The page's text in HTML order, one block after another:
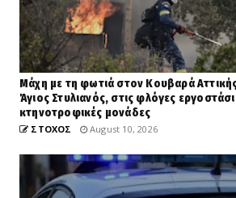
Μάχη με τη φωτιά στον Κουβαρά
Άγιος Στυλιανός, στις φλόγες
κτηνοτροφικές μονάδες
ΣΤΟΧΟΣ August 10, 2026